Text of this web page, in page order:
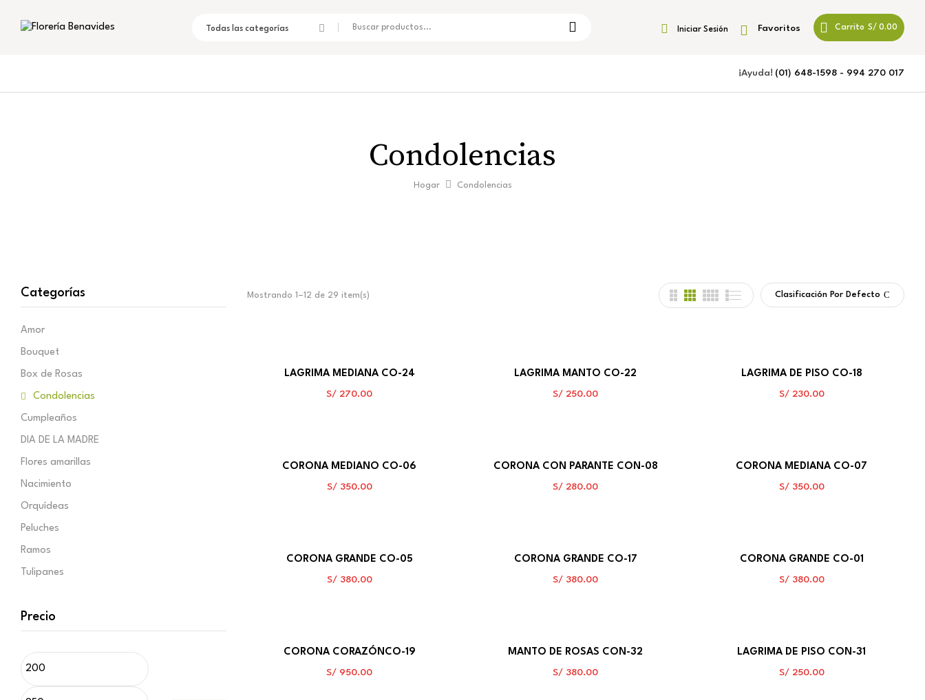
Todas las categorías Iniciar Sesión Favoritos Carrito S/ 0.00
¡Ayuda! (01) 648-1598 - 994 270 017
Condolencias
Hogar Condolencias
Categorías
Amor
Bouquet
Box de Rosas
Condolencias
Cumpleaños
DIA DE LA MADRE
Flores amarillas
Nacimiento
Orquídeas
Peluches
Ramos
Tulipanes
Precio
Clasificación Por Defecto
Mostrando 1–12 de 29 item(s)
LAGRIMA MEDIANA CO-24
S/ 270.00
LAGRIMA MANTO CO-22
S/ 250.00
LAGRIMA DE PISO CO-18
S/230.00
CORONA MEDIANO CO-06
S/350.00
CORONA CON PARANTE CON-08
S/ 280.00
CORONA MEDIANA CO-07
S/350.00
CORONA GRANDE CO-05
S/380.00
CORONA GRANDE CO-17
S/ 380.00
CORONA GRANDE CO-01
S/380.00
CORONA CORAZÓNCO-19
S/ 950.00
MANTO DE ROSAS CON-32
S/ 380.00
LAGRIMA DE PISO CON-31
S/250.00